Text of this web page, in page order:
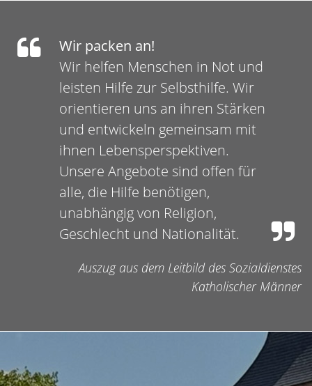
Wir packen an!
Wir helfen Menschen in Not und
leisten Hilfe zur Selbsthilfe. Wir
orientieren uns an ihren Stärken
und entwickeln gemeinsam mit
ihnen Lebensperspektiven.
Unsere Angebote sind offen für
alle, die Hilfe benötigen,
unabhängig von Religion,
Geschlecht und Nationalität.
Auszug aus dem Leitbild des Sozialdienstes
Katholischer Männer